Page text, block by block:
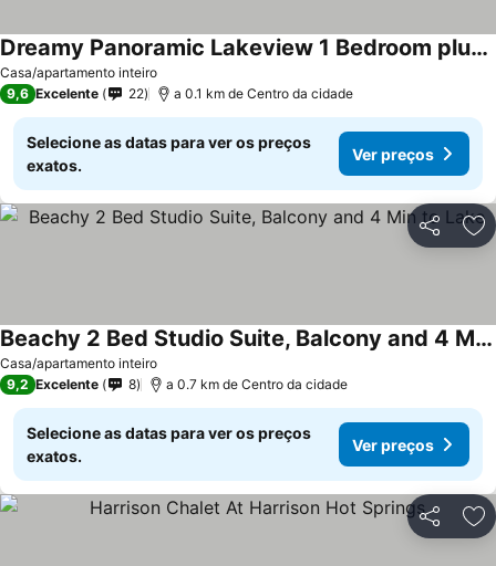
Casa/apartamento inteiro
Dreamy Panoramic Lakeview 1 Bedroom plus Den
9,6 Excelente 22 a 0.1 km de Centro da cidade
Selecione as datas para ver os preços
exatos.
Ver preços
Partilhar
Casa/apartamento inteiro
Beachy 2 Bed Studio Suite, Balcony and 4 Min to Lake
9,2 Excelente 8 a 0.7 km de Centro da cidade
Selecione as datas para ver os preços
exatos.
Ver preços
Partilhar